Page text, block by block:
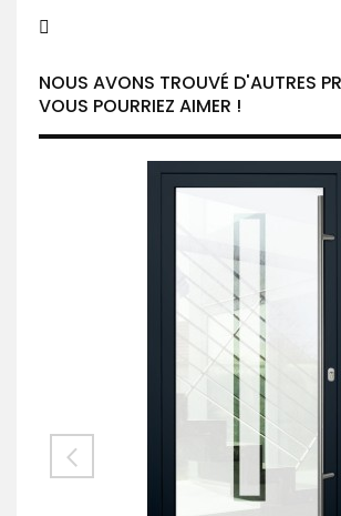
NOUS AVONS TROUVÉ D'AUTRES
VOUS POURRIEZ AIMER !